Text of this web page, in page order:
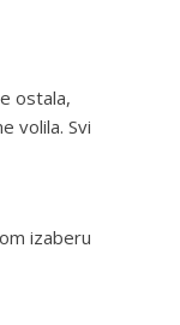
ostala,
volila. Svi
izaberu